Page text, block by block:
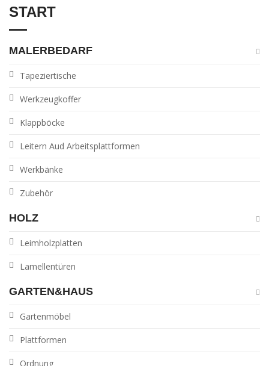
START
MALERBEDARF
Tapeziertische
Werkzeugkoffer
Klappböcke
Leitern Aud Arbeitsplattformen
Werkbänke
Zubehör
HOLZ
Leimholzplatten
Lamellentüren
GARTEN&HAUS
Gartenmöbel
Plattformen
Ordnung